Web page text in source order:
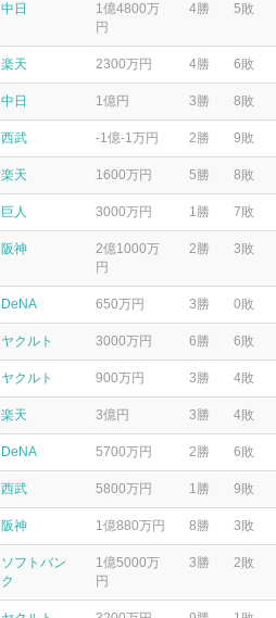
中日
1億4800万
円
4勝 5敗
楽天 2300万円 4勝 6敗
中日 1億円 3勝 8敗
西武 -1億-1万円 2勝 9敗
楽天 1600万円 5勝 8敗
巨人 3000万円 1勝 7敗
阪神
2億1000万
円
2勝 3敗
DeNA 650万円 3勝 0敗
ヤクルト 3000万円 6勝 6敗
ヤクルト 900万円 3勝 4敗
楽天 3億円 3勝 4敗
DeNA 5700万円 2勝 6敗
西武 5800万円 1勝 9敗
阪神 1億880万円 8勝 3敗
ソフトバン
ク
1億5000万
円
3勝 2敗